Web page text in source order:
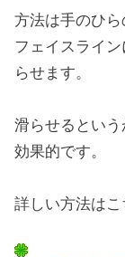
方法は手のひ
フェイスライ
らせます。
滑らせるとい
効果的です。
詳しい方法はこ